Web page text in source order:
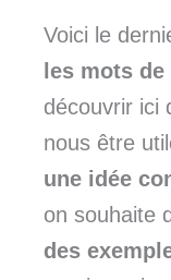
Voici le
les mots
découvrir ici
nous être
une idée
on souhaite
des